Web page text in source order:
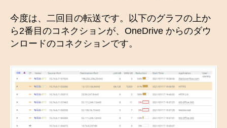
今度は、二回目の転送です。以下のグラフの上か
ら2番目のコネクションが、OneDrive からのダウ
ンロードのコネクションです。